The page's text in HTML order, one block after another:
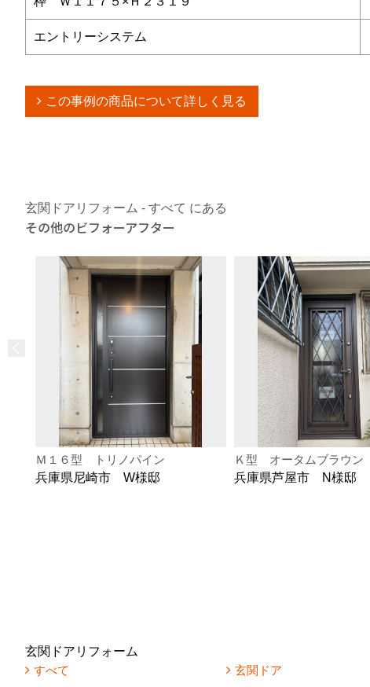
エントリーシステム
この事例の商品について詳しく見る
玄関ドアリフォーム - すべて にある
その他のビフォーアフター
Ｍ１６型 トリノパイン
兵庫県尼崎市 W様邸
Ｋ型 オータムブラウン
兵庫県芦屋市 N様邸
玄関ドアリフォーム
すべて
玄関ドア